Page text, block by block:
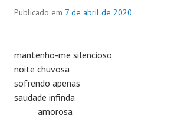
Publicado em 7 de abril de 2020
mantenho-me silencioso
noite chuvosa
sofrendo apenas
saudade infinda
amorosa